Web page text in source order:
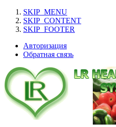
SKIP_MENU
SKIP_CONTENT
SKIP_FOOTER
Авторизация
Обратная связь